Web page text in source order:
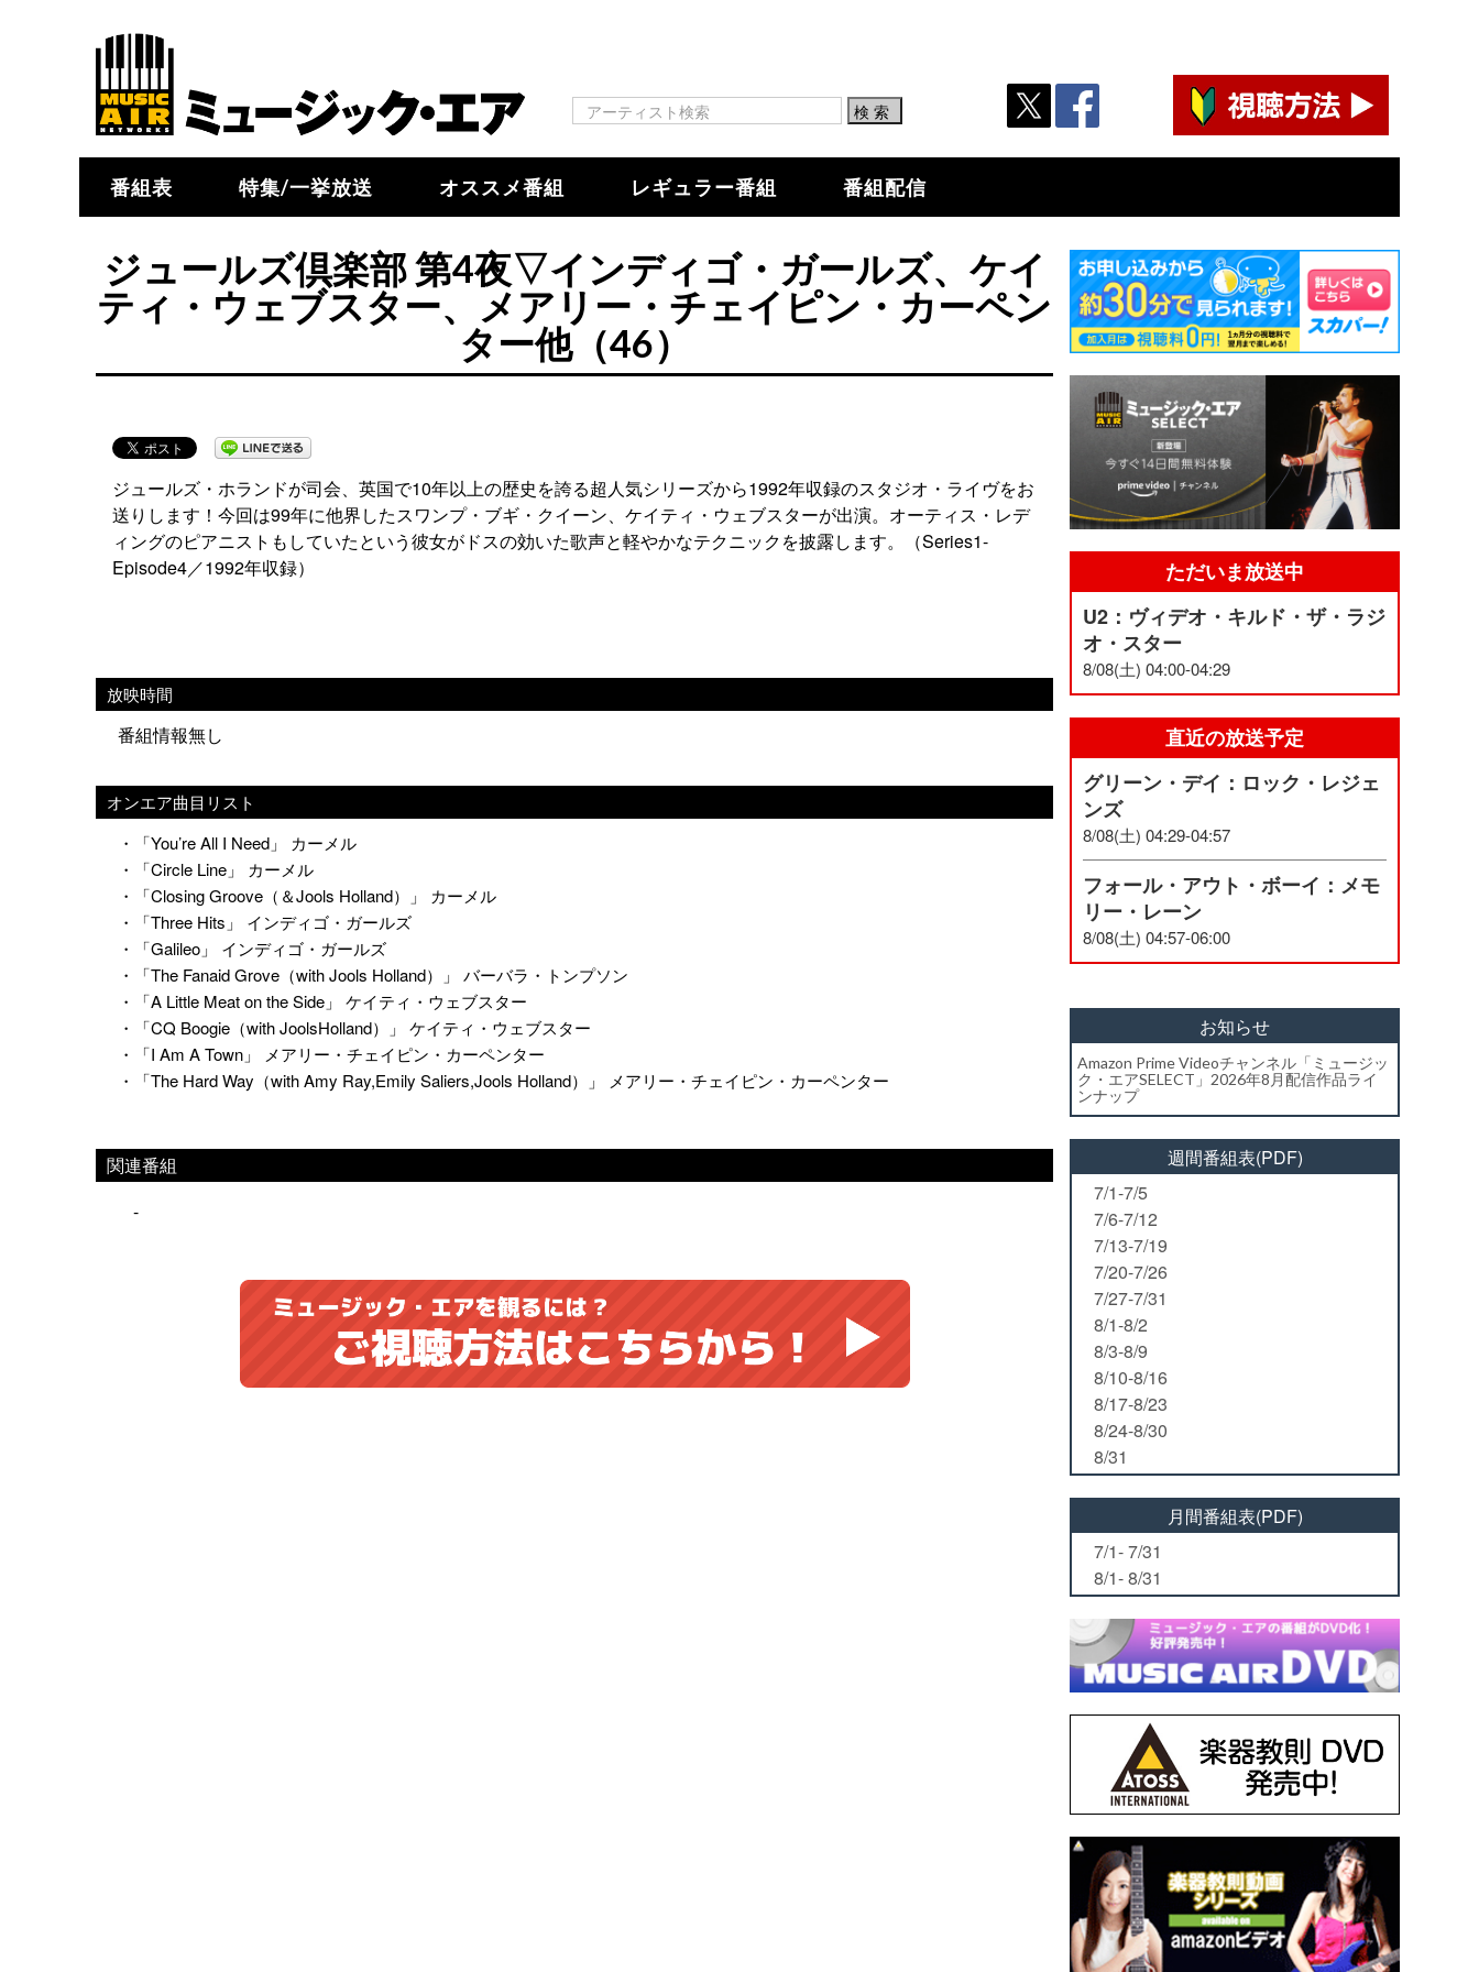
番組表 特集/一挙放送 オススメ番組 レギュラー番組 番組配信
ジュールズ倶楽部 第4夜▽インディゴ・ガールズ、ケイ
ティ・ウェブスター、メアリー・チェイピン・カーペン
ター他（46）
ジュールズ・ホランドが司会、英国で10年以上の歴史を誇る超人気シリーズから1992年収録のスタジオ・ライヴをお
送りします！今回は99年に他界したスワンプ・ブギ・クイーン、ケイティ・ウェブスターが出演。オーティス・レデ
ィングのピアニストもしていたという彼女がドスの効いた歌声と軽やかなテクニックを披露します。（Series1-
Episode4／1992年収録）
放映時間
番組情報無し
オンエア曲目リスト
・「You’re All I Need」 カーメル
・「Circle Line」 カーメル
・「Closing Groove（＆Jools Holland）」 カーメル
・「Three Hits」 インディゴ・ガールズ
・「Galileo」 インディゴ・ガールズ
・「The Fanaid Grove（with Jools Holland）」 バーバラ・トンプソン
・「A Little Meat on the Side」 ケイティ・ウェブスター
・「CQ Boogie（with JoolsHolland）」 ケイティ・ウェブスター
・「I Am A Town」 メアリー・チェイピン・カーペンター
・「The Hard Way（with Amy Ray,Emily Saliers,Jools Holland）」 メアリー・チェイピン・カーペンター
関連番組
-
ただいま放送中
U2：ヴィデオ・キルド・ザ・ラジ
オ・スター
8/08(土) 04:00-04:29
直近の放送予定
グリーン・デイ：ロック・レジェ
ンズ
8/08(土) 04:29-04:57
フォール・アウト・ボーイ：メモ
リー・レーン
8/08(土) 04:57-06:00
お知らせ
Amazon Prime Videoチャンネル「ミュージッ
ク・エアSELECT」2026年8月配信作品ライ
ンナップ
週間番組表(PDF)
7/1-7/5
7/6-7/12
7/13-7/19
7/20-7/26
7/27-7/31
8/1-8/2
8/3-8/9
8/10-8/16
8/17-8/23
8/24-8/30
8/31
月間番組表(PDF)
7/1- 7/31
8/1- 8/31